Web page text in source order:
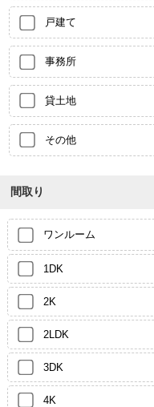
戸建て
事務所
貸土地
その他
間取り
ワンルーム
1DK
2K
2LDK
3DK
4K